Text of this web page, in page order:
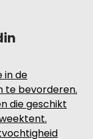
in de
te bevorderen.
die geschikt